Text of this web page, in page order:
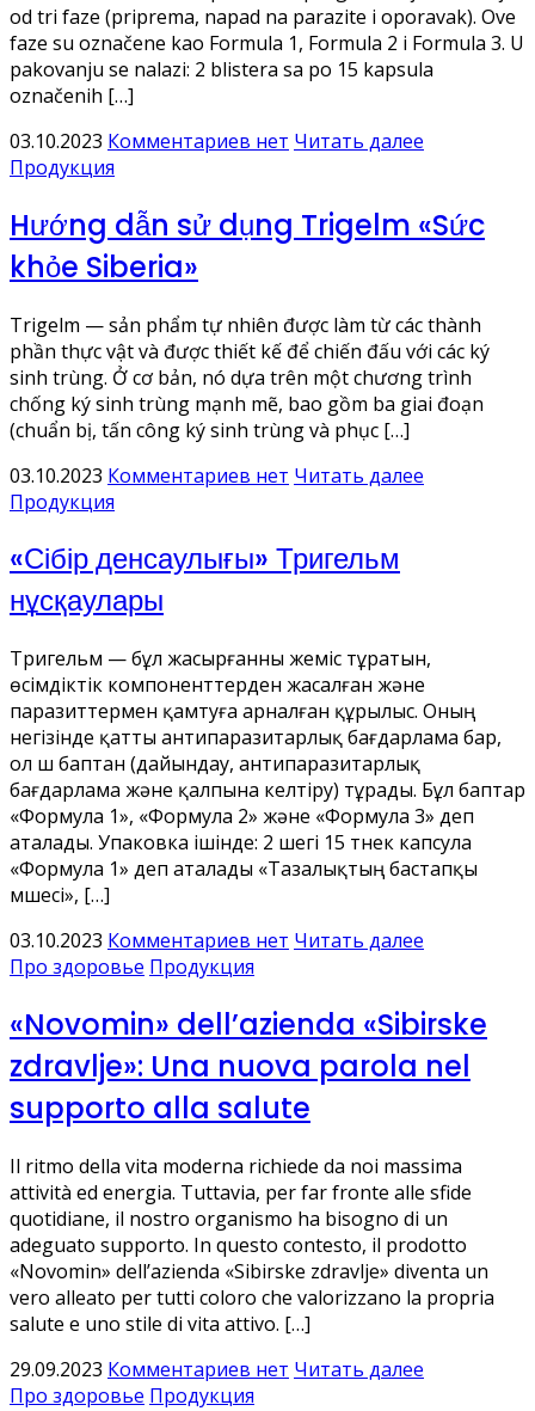
od tri faze (priprema, napad na parazite i oporavak). Ove
faze su označene kao Formula 1, Formula 2 i Formula 3. U
pakovanju se nalazi: 2 blistera sa po 15 kapsula
označenih […]
03.10.2023 Комментариев нет Читать далее
Продукция
Hướng dẫn sử dụng Trigelm «Sức
khỏe Siberia»
Trigelm — sản phẩm tự nhiên được làm từ các thành
phần thực vật và được thiết kế để chiến đấu với các ký
sinh trùng. Ở cơ bản, nó dựa trên một chương trình
chống ký sinh trùng mạnh mẽ, bao gồm ba giai đoạn
(chuẩn bị, tấn công ký sinh trùng và phục […]
03.10.2023 Комментариев нет Читать далее
Продукция
«Сібір денсаулығы» Тригельм
нұсқаулары
Тригельм — бұл жасырғанны жеміс тұратын,
өсімдіктік компоненттерден жасалған және
паразиттермен қамтуға арналған құрылыс. Оның
негізінде қатты антипаразитарлық бағдарлама бар,
ол үш баптан (дайындау, антипаразитарлық
бағдарлама және қалпына келтіру) тұрады. Бұл баптар
«Формула 1», «Формула 2» және «Формула 3» деп
аталады. Упаковка ішінде: 2 шегі 15 түнек капсула
«Формула 1» деп аталады «Тазалықтың бастапқы
мүшесі», […]
03.10.2023 Комментариев нет Читать далее
Про здоровье Продукция
«Novomin» dell’azienda «Sibirske
zdravlje»: Una nuova parola nel
supporto alla salute
Il ritmo della vita moderna richiede da noi massima
attività ed energia. Tuttavia, per far fronte alle sfide
quotidiane, il nostro organismo ha bisogno di un
adeguato supporto. In questo contesto, il prodotto
«Novomin» dell’azienda «Sibirske zdravlje» diventa un
vero alleato per tutti coloro che valorizzano la propria
salute e uno stile di vita attivo. […]
29.09.2023 Комментариев нет Читать далее
Про здоровье Продукция